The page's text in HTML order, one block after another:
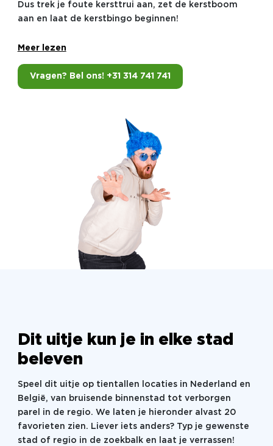
Dus trek je foute kersttrui aan, zet de kerstboom
aan en laat de kerstbingo beginnen!
Meer lezen
Vragen? Bel ons! +31 314 741 741
Dit uitje kun je in elke stad
beleven
Speel dit uitje op tientallen locaties in Nederland en
België, van bruisende binnenstad tot verborgen
parel in de regio. We laten je hieronder alvast 20
favorieten zien. Liever iets anders? Typ je gewenste
stad of regio in de zoekbalk en laat je verrassen!